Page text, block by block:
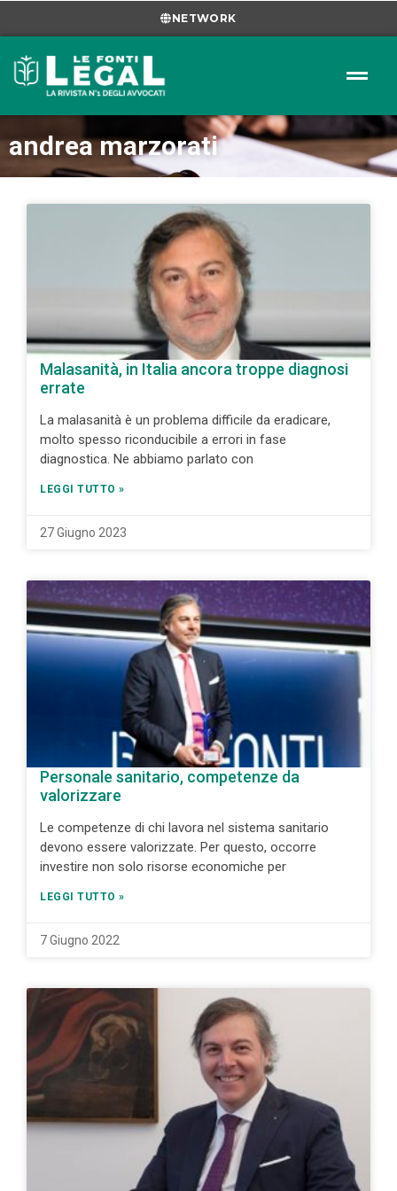
NETWORK
andrea marzorati
Malasanità, in Italia ancora troppe diagnosi
errate
La malasanità è un problema difficile da eradicare,
molto spesso riconducibile a errori in fase
diagnostica. Ne abbiamo parlato con
LEGGI TUTTO »
27 Giugno 2023
Personale sanitario, competenze da
valorizzare
Le competenze di chi lavora nel sistema sanitario
devono essere valorizzate. Per questo, occorre
investire non solo risorse economiche per
LEGGI TUTTO »
7 Giugno 2022